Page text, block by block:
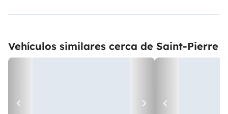
Vehículos similares cerca de Saint-Pierre